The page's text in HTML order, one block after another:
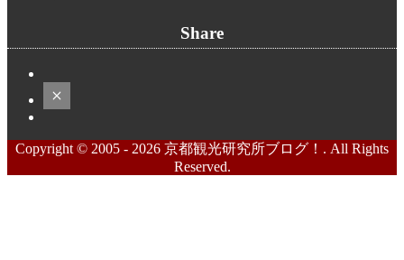
Share
Copyright © 2005 - 2026 京都観光研究所ブログ！. All Rights
Reserved.